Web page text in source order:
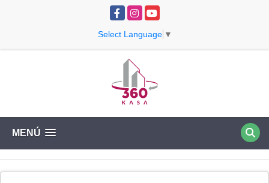
Facebook
InstagramYouTube
Select Language ▼
MENÚ